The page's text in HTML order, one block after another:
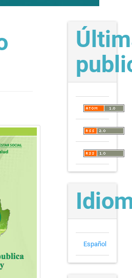
Español